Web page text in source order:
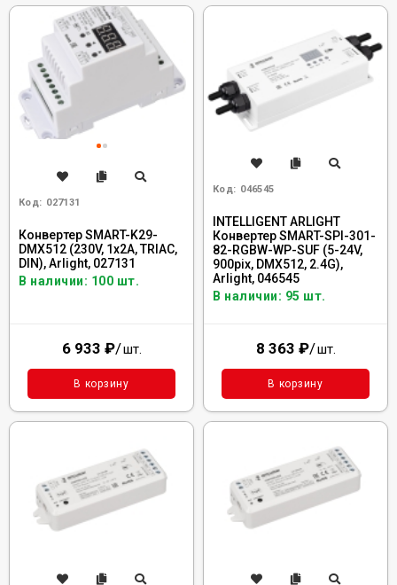
Код: 027131
Конвертер SMART-K29-
DMX512 (230V, 1x2A, TRIAC,
DIN), Arlight, 027131
В наличии: 100 шт.
6 933 ₽/шт.
В корзину
Код: 046545
INTELLIGENT ARLIGHT
Конвертер SMART-SPI-301-
82-RGBW-WP-SUF (5-24V,
900pix, DMX512, 2.4G),
Arlight, 046545
В наличии: 95 шт.
8 363 ₽/шт.
В корзину